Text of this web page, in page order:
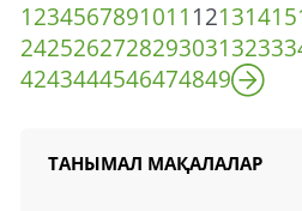
1234567891011 12131415
24252627282930313233
4243444546474849
ТАНЫМАЛ МАҚАЛАЛАР